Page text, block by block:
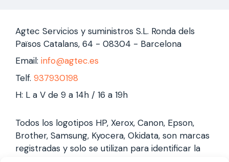
Agtec Servicios y suministros S.L. Ronda dels
Països Catalans, 64 - 08304 - Barcelona
Email: info@agtec.es
Telf. 937930198
H: L a V de 9 a 14h / 16 a 19h
Todos los logotipos HP, Xerox, Canon, Epson,
Brother, Samsung, Kyocera, Okidata, son marcas
registradas y solo se utilizan para identificar la